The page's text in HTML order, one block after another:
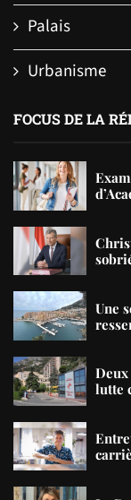
Palais
Urbanisme
FOCUS DE LA
Une
Deux
lutte